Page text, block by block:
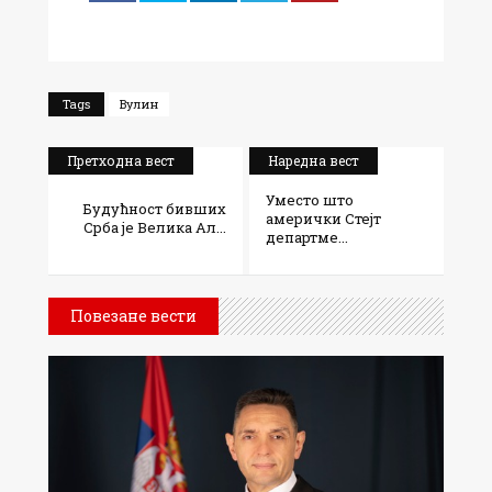
Tags Вулин
Претходна вест
Будућност бивших
Срба је Велика Ал...
Наредна вест
Уместо што
амерички Стејт
департме...
Повезане вести